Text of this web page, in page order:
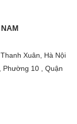
Xuân, Hà Nội
Phường 10 , Quận